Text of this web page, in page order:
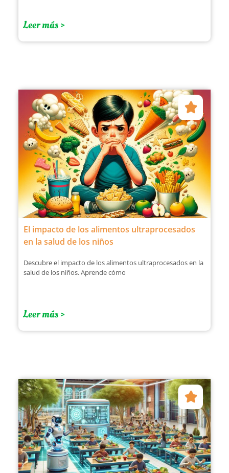
Leer más >
El impacto de los alimentos ultraprocesados
en la salud de los niños
Descubre el impacto de los alimentos ultraprocesados en la
salud de los niños. Aprende cómo
Leer más >